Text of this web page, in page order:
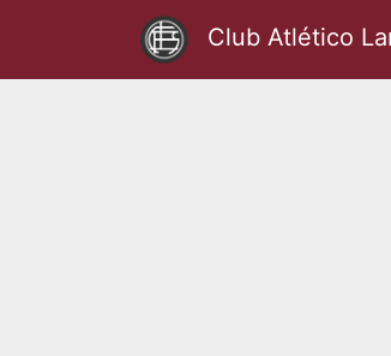
Club Atlético